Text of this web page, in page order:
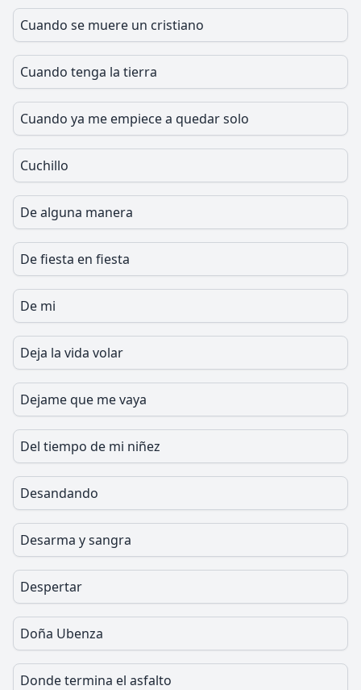
Cuando se muere un cristiano
Cuando tenga la tierra
Cuando ya me empiece a quedar solo
Cuchillo
De alguna manera
De fiesta en fiesta
De mi
Deja la vida volar
Dejame que me vaya
Del tiempo de mi niñez
Desandando
Desarma y sangra
Despertar
Doña Ubenza
Donde termina el asfalto